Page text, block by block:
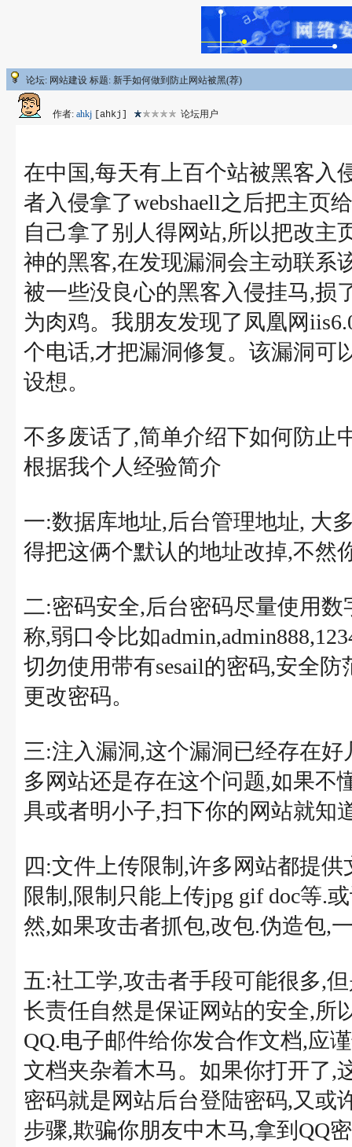
论坛: 网站建设 标题: 新手如何做到防止网站被黑(荐)
作者: ahkj [ahkj] 论坛用户
在中国,每天有上百个站被黑客入
者入侵拿了webshaell之后把主页
自己拿了别人得网站,所以把改主
神的黑客,在发现漏洞会主动联系
被一些没良心的黑客入侵挂马,损
为肉鸡。我朋友发现了凤凰网
个电话,才把漏洞修复。该漏洞可
设想。
不多废话了,简单介绍下如何防止
根据我个人经验简介
一:数据库地址,后台管理地址, 大
得把这俩个默认的地址改掉,不然
二:密码安全,后台密码尽量使用
称,弱口令比如
切勿使用带有sesail的密码,安全
更改密码。
三:注入漏洞,这个漏洞已经存在
多网站还是存在这个问题,如果不
具或者明小子,扫下你的网站就知
四:文件上传限制,许多网站都提
限制,限制只能上传jpg gif doc等.
然,如果攻击者抓包,改包.伪造包,
五:社工学,攻击者手段可能很多,
长责任自然是保证网站的安全,所
QQ.电子邮件给你发合作文档,应
文档夹杂着木马。如果你打开了,
密码就是网站后台登陆密码,又或
步骤,欺骗你朋友中木马,拿到QQ